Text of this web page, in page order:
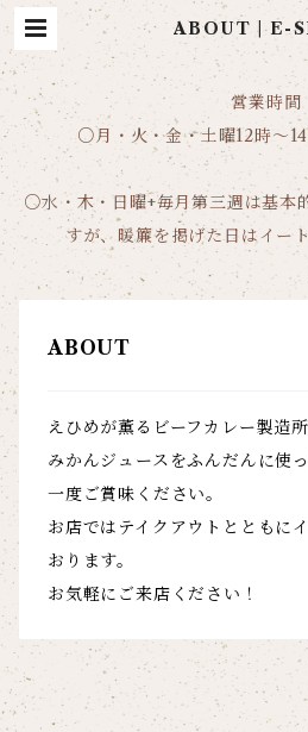
ABOUT | E-
営業時間
○月・火・金・土曜12時〜
○水・木・日曜+毎月第三週は基本
すが、暖簾を掲げた日はイー
ABOUT
えひめが薫るビーフカレー製造
みかんジュースをふんだんに使
一度ご賞味ください。
お店ではテイクアウトとともに
おります。
お気軽にご来店ください！